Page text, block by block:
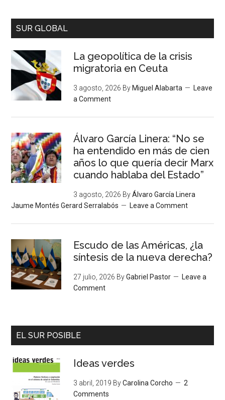
SUR GLOBAL
La geopolítica de la crisis
migratoria en Ceuta
3 agosto, 2026 By Miguel Alabarta
Leave
a Comment
Álvaro García Linera: “No se
ha entendido en más de cien
años lo que quería decir Marx
cuando hablaba del Estado”
3 agosto, 2026 ByÁlvaro García Linera
Jaume Montés Gerard Serralabós
Leave a Comment
Escudo de las Américas, ¿la
síntesis de la nueva derecha?
27 julio, 2026 ByGabriel Pastor
Leave a
Comment
EL SUR POSIBLE
Ideas verdes
3 abril, 2019 ByCarolina Corcho
2
Comments